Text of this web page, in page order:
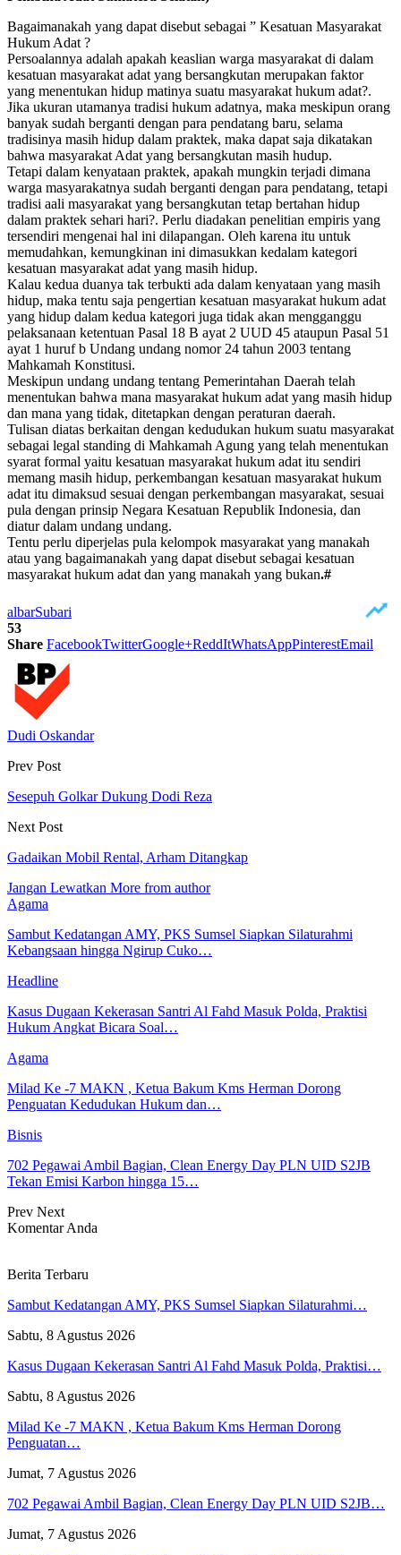
Bagaimanakah yang dapat disebut sebagai ” Kesatuan Masyarakat
Hukum Adat ?
Persoalannya adalah apakah keaslian warga masyarakat di dalam
kesatuan masyarakat adat yang bersangkutan merupakan faktor
yang menentukan hidup matinya suatu masyarakat hukum adat?.
Jika ukuran utamanya tradisi hukum adatnya, maka meskipun orang
banyak sudah berganti dengan para pendatang baru, selama
tradisinya masih hidup dalam praktek, maka dapat saja dikatakan
bahwa masyarakat Adat yang bersangkutan masih hudup.
Tetapi dalam kenyataan praktek, apakah mungkin terjadi dimana
warga masyarakatnya sudah berganti dengan para pendatang, tetapi
tradisi aali masyarakat yang bersangkutan tetap bertahan hidup
dalam praktek sehari hari?. Perlu diadakan penelitian empiris yang
tersendiri mengenai hal ini dilapangan. Oleh karena itu untuk
memudahkan, kemungkinan ini dimasukkan kedalam kategori
kesatuan masyarakat adat yang masih hidup.
Kalau kedua duanya tak terbukti ada dalam kenyataan yang masih
hidup, maka tentu saja pengertian kesatuan masyarakat hukum adat
yang hidup dalam kedua kategori juga tidak akan mengganggu
pelaksanaan ketentuan Pasal 18 B ayat 2 UUD 45 ataupun Pasal 51
ayat 1 huruf b Undang undang nomor 24 tahun 2003 tentang
Mahkamah Konstitusi.
Meskipun undang undang tentang Pemerintahan Daerah telah
menentukan bahwa mana masyarakat hukum adat yang masih hidup
dan mana yang tidak, ditetapkan dengan peraturan daerah.
Tulisan diatas berkaitan dengan kedudukan hukum suatu masyarakat
sebagai legal standing di Mahkamah Agung yang telah menentukan
syarat formal yaitu kesatuan masyarakat hukum adat itu sendiri
memang masih hidup, perkembangan kesatuan masyarakat hukum
adat itu dimaksud sesuai dengan perkembangan masyarakat, sesuai
pula dengan prinsip Negara Kesatuan Republik Indonesia, dan
diatur dalam undang undang.
Tentu perlu diperjelas pula kelompok masyarakat yang manakah
atau yang bagaimanakah yang dapat disebut sebagai kesatuan
masyarakat hukum adat dan yang manakah yang bukan.#
albarSubari
53
Share FacebookTwitterGoogle+ReddItWhatsAppPinterestEmail
Dudi Oskandar
Prev Post
Sesepuh Golkar Dukung Dodi Reza
Next Post
Gadaikan Mobil Rental, Arham Ditangkap
Jangan Lewatkan More from author
Agama
Sambut Kedatangan AMY, PKS Sumsel Siapkan Silaturahmi
Kebangsaan hingga Ngirup Cuko…
Headline
Kasus Dugaan Kekerasan Santri Al Fahd Masuk Polda, Praktisi
Hukum Angkat Bicara Soal…
Agama
Milad Ke -7 MAKN , Ketua Bakum Kms Herman Dorong
Penguatan Kedudukan Hukum dan…
Bisnis
702 Pegawai Ambil Bagian, Clean Energy Day PLN UID S2JB
Tekan Emisi Karbon hingga 15…
Prev Next
Komentar Anda
Berita Terbaru
Sambut Kedatangan AMY, PKS Sumsel Siapkan Silaturahmi…
Sabtu, 8 Agustus 2026
Kasus Dugaan Kekerasan Santri Al Fahd Masuk Polda, Praktisi…
Sabtu, 8 Agustus 2026
Milad Ke -7 MAKN , Ketua Bakum Kms Herman Dorong
Penguatan…
Jumat, 7 Agustus 2026
702 Pegawai Ambil Bagian, Clean Energy Day PLN UID S2JB…
Jumat, 7 Agustus 2026